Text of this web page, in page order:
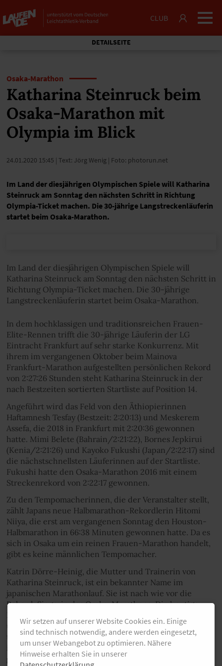
CLUB
DETAILSEITE
Osaka-Marathon
Katharina Steinruck beim
Osaka-Marathon mit
Olympia im Blick
24.01.2020 15:45 | Text: Jörg Wenig | Foto: photorun.net
Im Land der diesjährigen Olympischen Spiele will Katharina
Steinruck am Sonntag den nächsten Schritt in Richtung
Olympia-Ticket machen. Die 30-jährige Langstreckenläuferin
startet beim Osaka-Marathon.
Im Land der diesjährigen Olympischen Spiele will
Katharina Steinruck am Sonntag den nächsten Schritt in
Richtung Olympia-Ticket machen. Die 30-jährige
Langstreckenläuferin startet beim Osaka-Marathon.
In dem hochklassigen und traditionsreichen Frauen-
Elite-Rennen trifft die 30-jährige Läuferin der LG
Eintracht Frankfurt auf sehr starke Konkurrenz. Mit
ihrem im vergangenen Oktober beim Mainova
Frankfurt-Marathon aufgestellten persönlichen Rekord
von 2:27:26 Stunden steht Katharina Steinruck in der
nach Bestzeiten sortierten Startliste auf Position 14.
Angeführt wird das Feld von den Äthiopierinnen
Haftamnesh Tesfay (Bestzeit: 2:20:13) und Meskerem
Assefa, die 2018 in Frankfurt mit 2:20:36 gewonnen
hatte. Mimi Belete (Bahrain/2:21:22), Bornes Jepkirui
(Kenia/2:21:26) und Kayoko Fukushi (Japan/2:22:17) sind
die nächstschnellsten Läuferinnen auf der Startliste.
Fukushi hatte den Osaka-Marathon 2016 mit einem
Streckenrekord von 2:22:17 gewonnen.
Zu den Tempomacherinnen, die der Veranstalter stellt,
zählt Japans neue Halbmarathon-Rekordlerin Hitomi
Niiya, die erst am vergangenen Sonntag den Houston-
Halbmarathon in 66:38 Minuten gewonnen hatte. Da es
sich in Osaka um ein reinen Frauen-Marathon handelt,
gibt es keine männlichen Tempomacher.
Katrin Dörre-Heinig, die Mutter und Trainerin von
Katharina Steinruck, ist ein bekannter Name im
japanischen Marathonlauf. Sie ist nach wie vor die
Rekord-Siegerin des Osaka-Marathons: Die heutige
und 1997. Die Strecke des Rennens ist zumindest
teilweise noch identisch, so dass Katrin Dörre-Heinig
ihrer Tochter sicher auch diesbezüglich einige Tipps
geben kann.
Wir setzen auf unserer Website Cookies ein. Einige
sind technisch notwendig, andere werden eingesetzt,
um unser Webangebot zu optimieren. Nähere
Hinweise erhalten Sie in unserer